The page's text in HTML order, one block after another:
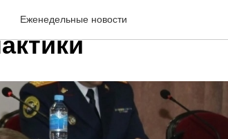
Еженедельные новости
письмо